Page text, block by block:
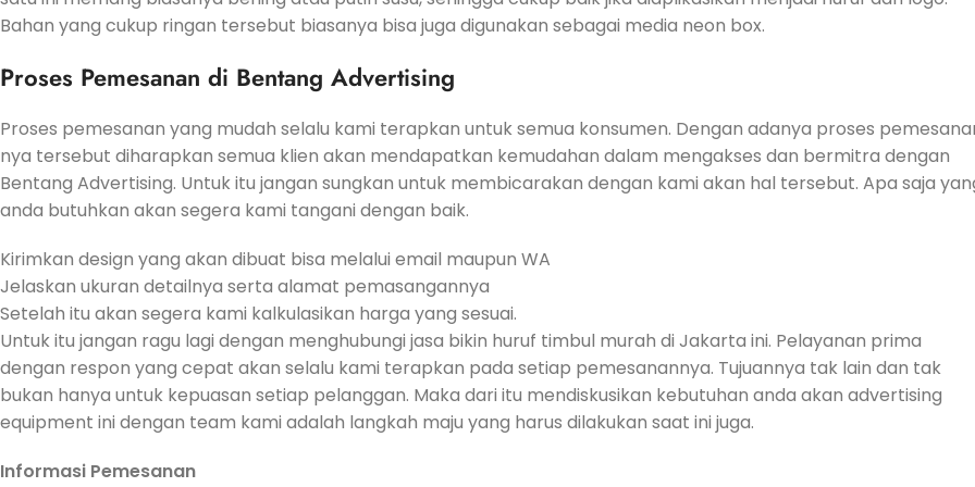
Bahan yang cukup ringan tersebut biasanya bisa juga digunakan sebagai media neon box.
Proses Pemesanan di Bentang Advertising
Proses pemesanan yang mudah selalu kami terapkan untuk semua konsumen. Dengan adanya proses
nya tersebut diharapkan semua klien akan mendapatkan kemudahan dalam mengakses dan bermitra dengan
Bentang Advertising. Untuk itu jangan sungkan untuk membicarakan dengan kami akan hal tersebut. Apa saja
anda butuhkan akan segera kami tangani dengan baik.
Kirimkan design yang akan dibuat bisa melalui email maupun WA
Jelaskan ukuran detailnya serta alamat pemasangannya
Setelah itu akan segera kami kalkulasikan harga yang sesuai.
Untuk itu jangan ragu lagi dengan menghubungi jasa bikin huruf timbul murah di Jakarta ini. Pelayanan prima
dengan respon yang cepat akan selalu kami terapkan pada setiap pemesanannya. Tujuannya tak lain dan tak
bukan hanya untuk kepuasan setiap pelanggan. Maka dari itu mendiskusikan kebutuhan anda akan advertising
equipment ini dengan team kami adalah langkah maju yang harus dilakukan saat ini juga.
Informasi Pemesanan